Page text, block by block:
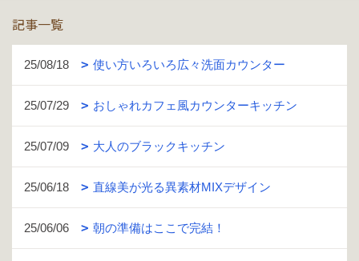
記事一覧
25/08/18 使い方いろいろ広々洗面カウンター
25/07/29 おしゃれカフェ風カウンターキッチン
25/07/09 大人のブラックキッチン
25/06/18 直線美が光る異素材MIXデザイン
25/06/06 朝の準備はここで完結！